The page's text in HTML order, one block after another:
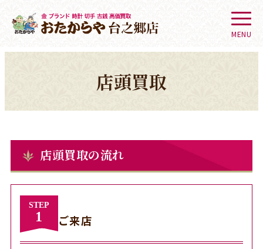
MENU
店頭買取
店頭買取の流れ
STEP
1 ご来店